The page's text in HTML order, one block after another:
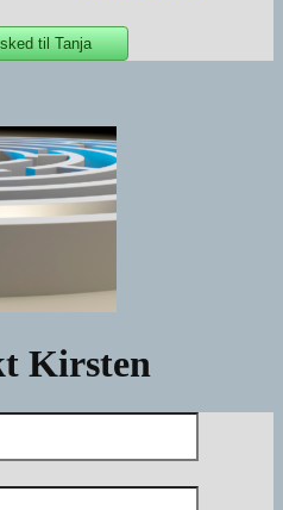
Kirsten